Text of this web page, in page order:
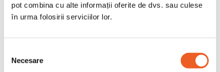
pot combina cu alte informații oferite de dvs. sau culese
în urma folosirii serviciilor lor.
consimțământului
Necesare